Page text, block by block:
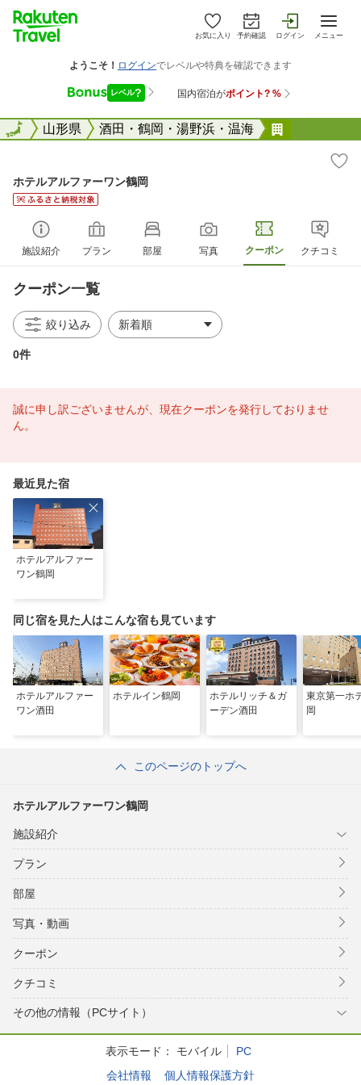
お気に入り 予約確認 ログイン メニュー
全国山形県 酒田・鶴岡・湯野浜・温海
全国
ホテルアルファーワン鶴岡
施設紹介 プラン 部屋 写真 クーポン クチコミ
クーポン一覧
絞り込み
0件
誠に申し訳ございませんが、現在クーポンを発行しておりませ
ん。
最近見た宿
ホテルアルファー
ワン鶴岡
同じ宿を見た人はこんな宿も見ています
ホテルアルファー
ワン酒田
ホテルイン鶴岡
ホテルリッチ＆ガ
ーデン酒田
東京第一ホ
岡
このページのトップへ
ホテルアルファーワン鶴岡
施設紹介
プラン
部屋
写真・動画
クーポン
クチコミ
その他の情報（PCサイト）
表示モード： モバイル
PC
会社情報
個人情報保護方針